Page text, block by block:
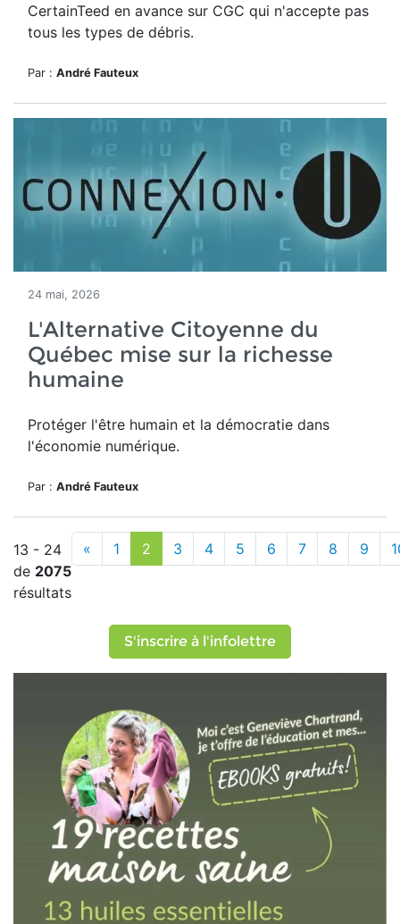
CertainTeed en avance sur CGC qui n'accepte pas
tous les types de débris.
Par : André Fauteux
24 mai, 2026
L'Alternative Citoyenne du
Québec mise sur la richesse
humaine
Protéger l'être humain et la démocratie dans
l'économie numérique.
Par : André Fauteux
13 - 24
de 2075
résultats
« 1 2 3 4 5 6 7 8 9
S'inscrire à l'infolettre